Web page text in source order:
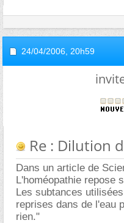
24/04/2006, 20h59
Re : Dilution
Dans un article de
L'homéopathie repose
Les subtances
reprises dans de l'eau
rien."